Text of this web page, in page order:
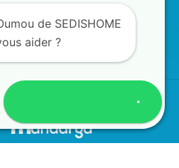
- TOUS DROITS RÉSERVÉS
de SEDISHOME
aider ?